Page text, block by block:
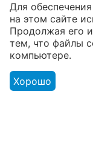
В
От
Для
на этом сайте
Продолжая его
тем, что файлы
компьютере.
Хорошо